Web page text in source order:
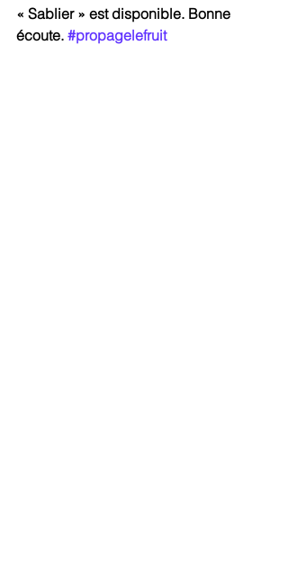
« Sablier » est disponible. Bonne
écoute. #propagelefruit